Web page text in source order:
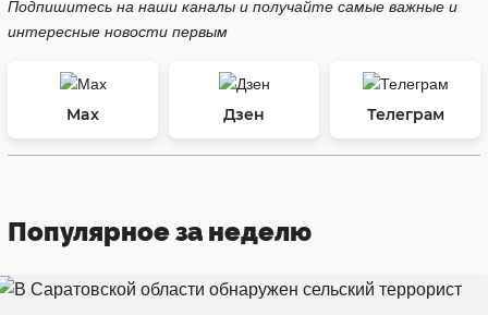
Подпишитесь на наши каналы и получайте самые важные и
интересные новости первым
Max Дзен Телеграм
Популярное за неделю